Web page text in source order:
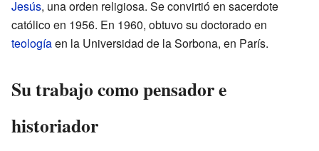
Jesús, una orden religiosa. Se convirtió en sacerdote
católico en 1956. En 1960, obtuvo su doctorado en
teologíaen la Universidad de la Sorbona, en París.
Su trabajo como pensador e
historiador